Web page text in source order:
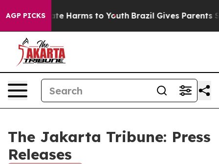
AGP PICKS
to Abate Harms to Youth Brazil Gives Parents
The Jakarta Tribune: Press
Releases